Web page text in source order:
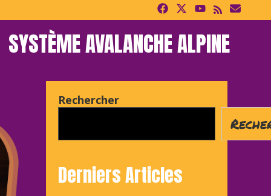
SYSTÈME AVALANCHE ALPINE
Rechercher
Derniers Articles